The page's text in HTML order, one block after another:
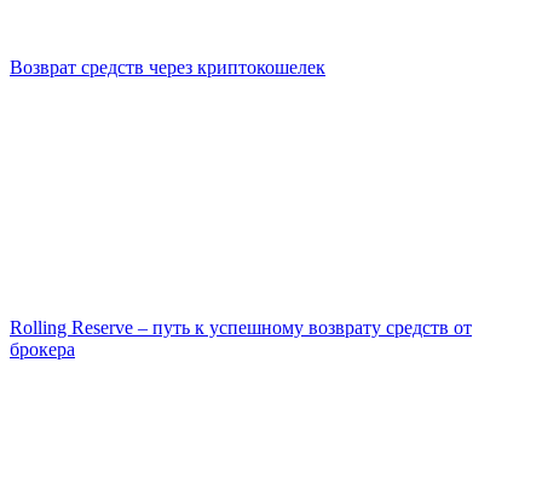
Возврат средств через криптокошелек
Rolling Reserve – путь к успешному возврату средств от
брокера